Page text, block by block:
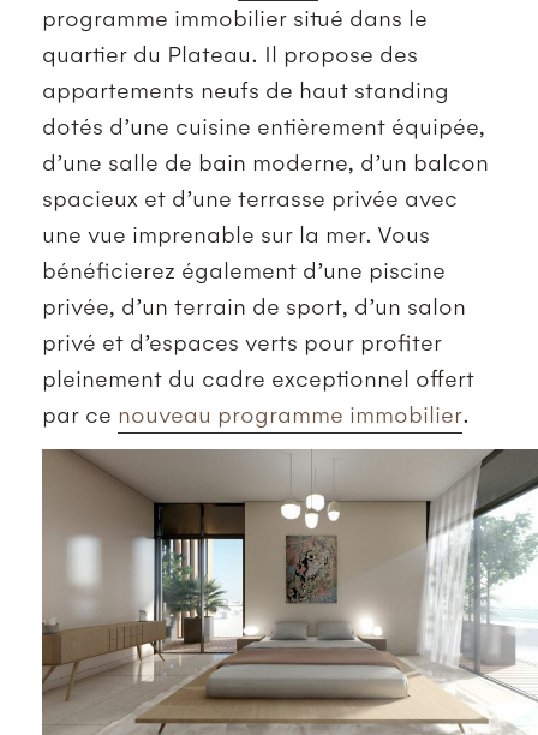
programme immobilier situé dans le
quartier du Plateau. Il propose des
appartements neufs de haut standing
dotés d’une cuisine entièrement équipée,
d’une salle de bain moderne, d’un balcon
spacieux et d’une terrasse privée avec
une vue imprenable sur la mer. Vous
bénéficierez également d’une piscine
privée, d’un terrain de sport, d’un salon
privé et d’espaces verts pour profiter
pleinement du cadre exceptionnel offert
par ce nouveau programme immobilier.